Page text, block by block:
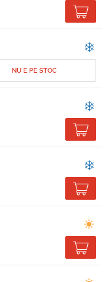
NU E PE STOC